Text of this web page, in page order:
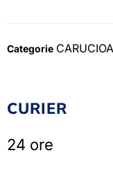
Categorie
CURIER
24 ore